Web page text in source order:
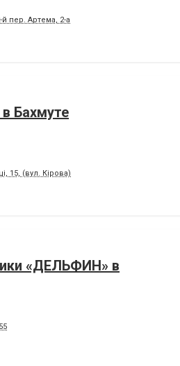
й пер. Артема, 2-а
Бахмуте
15, (вул. Кірова)
«ДЕЛЬФИН» в